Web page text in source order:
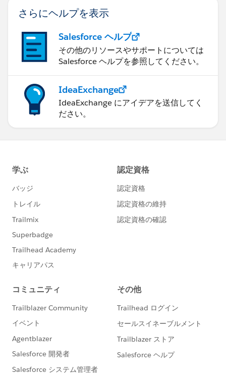
さらにヘルプを表示
Salesforce ヘルプ
その他のリソースやサポートについては
Salesforce ヘルプを参照してください。
IdeaExchange
IdeaExchange にアイデアを送信してく
ださい。